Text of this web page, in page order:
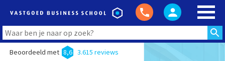
Beoordeeld met 8,6 3.615 reviews